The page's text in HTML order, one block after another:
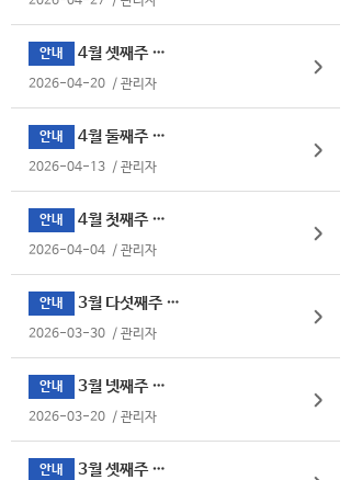
안내 4월 셋째주 식단표
2026-04-20 / 관리자
안내 4월 둘째주 식단표
2026-04-13 / 관리자
안내 4월 첫째주 식단표
2026-04-04 / 관리자
안내 3월 다섯째주 식단표
2026-03-30 / 관리자
안내 3월 넷째주 식단표
2026-03-20 / 관리자
안내 3월 셋째주 식단표